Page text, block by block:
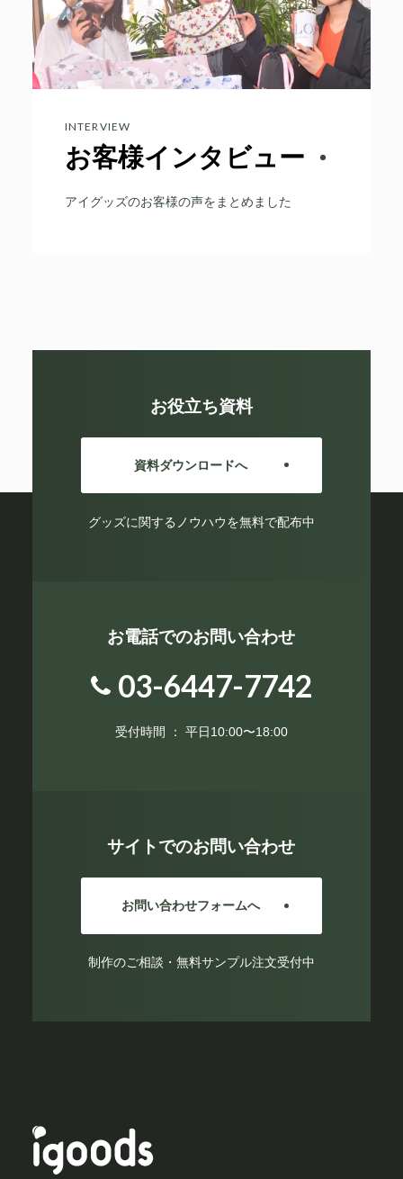
INTERVIEW
お客様インタビュー
アイグッズのお客様の声をまとめました
お役立ち資料
資料ダウンロードへ
グッズに関するノウハウを無料で配布中
お電話でのお問い合わせ
03-6447-7742
受付時間 ： 平日10:00〜18:00
サイトでのお問い合わせ
お問い合わせフォームへ
制作のご相談・無料サンプル注文受付中